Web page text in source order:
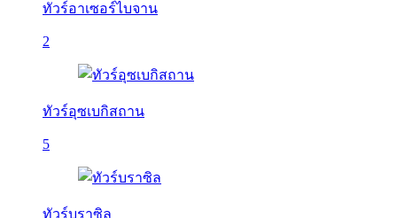
ทัวร์อาเซอร์ไบจาน
2
ทัวร์อุซเบกิสถาน
5
ทัวร์บราซิล